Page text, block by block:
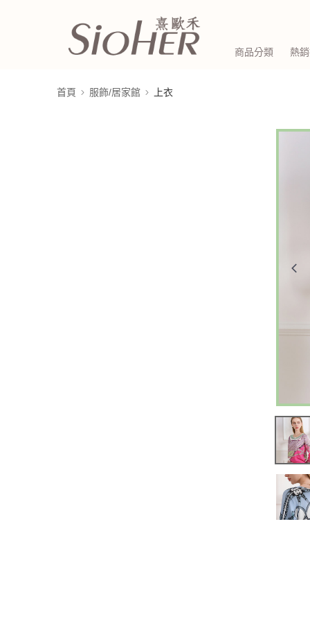
商品分類 熱
首頁 服飾/居家館 上衣